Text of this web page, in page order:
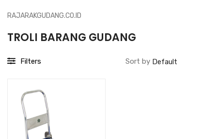
RAJARAKGUDANG.CO.ID
TROLI BARANG GUDANG
Filters Sort by